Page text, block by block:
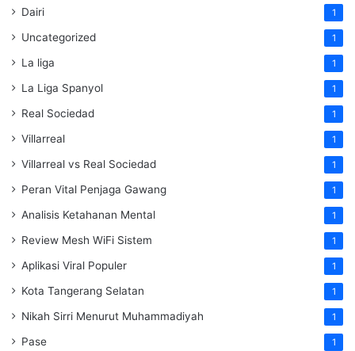
Dairi 1
Uncategorized 1
La liga 1
La Liga Spanyol 1
Real Sociedad 1
Villarreal 1
Villarreal vs Real Sociedad 1
Peran Vital Penjaga Gawang 1
Analisis Ketahanan Mental 1
Review Mesh WiFi Sistem 1
Aplikasi Viral Populer 1
Kota Tangerang Selatan 1
Nikah Sirri Menurut Muhammadiyah 1
Pase 1